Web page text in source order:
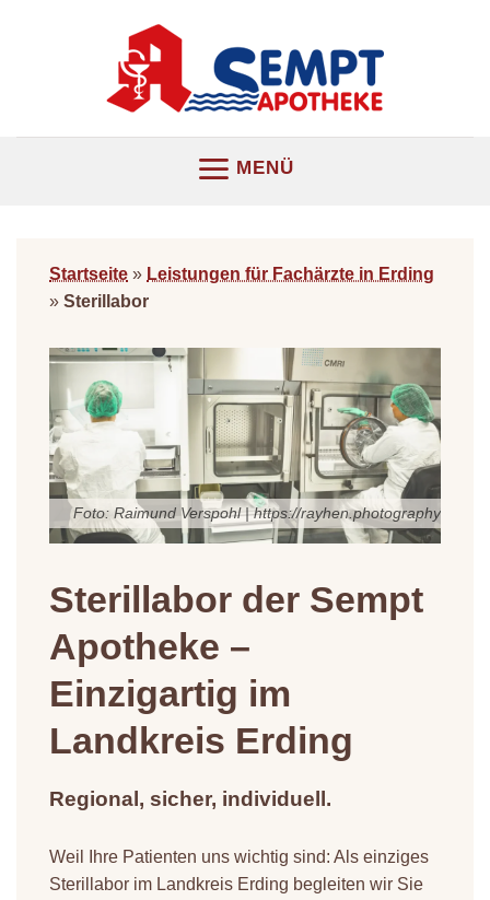
MENÜ
Startseite » Leistungen für Fachärzte in Erding
» Sterillabor
Sterillabor der Sempt
Apotheke –
Einzigartig im
Landkreis Erding
Regional, sicher, individuell.
Weil Ihre Patienten uns wichtig sind: Als einziges
Sterillabor im Landkreis Erding begleiten wir Sie
Foto: Raimund Verspohl | https://rayhen.photography